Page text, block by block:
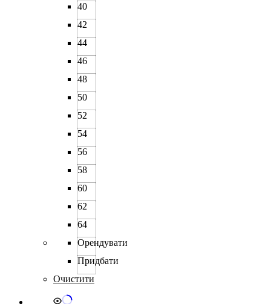
40
42
44
46
48
50
52
54
56
58
60
62
64
Орендувати
Придбати
Очистити